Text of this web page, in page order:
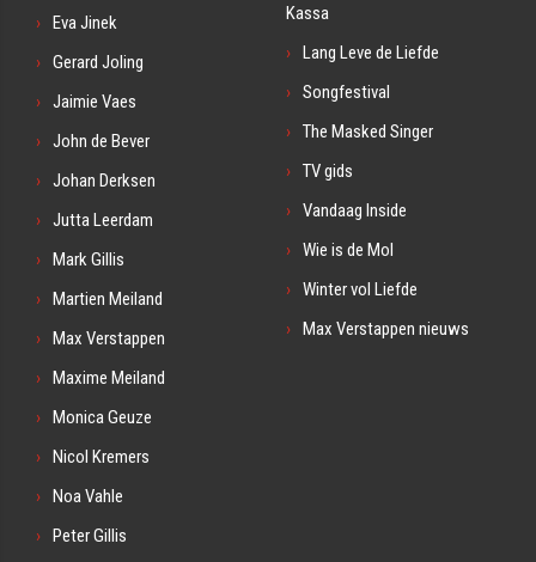
Eva Jinek
Gerard Joling
Jaimie Vaes
John de Bever
Johan Derksen
Jutta Leerdam
Mark Gillis
Martien Meiland
Max Verstappen
Maxime Meiland
Monica Geuze
Nicol Kremers
Noa Vahle
Peter Gillis
Kassa
Lang Leve de Liefde
Songfestival
The Masked Singer
TV gids
Vandaag Inside
Wie is de Mol
Winter vol Liefde
Max Verstappen nieuws